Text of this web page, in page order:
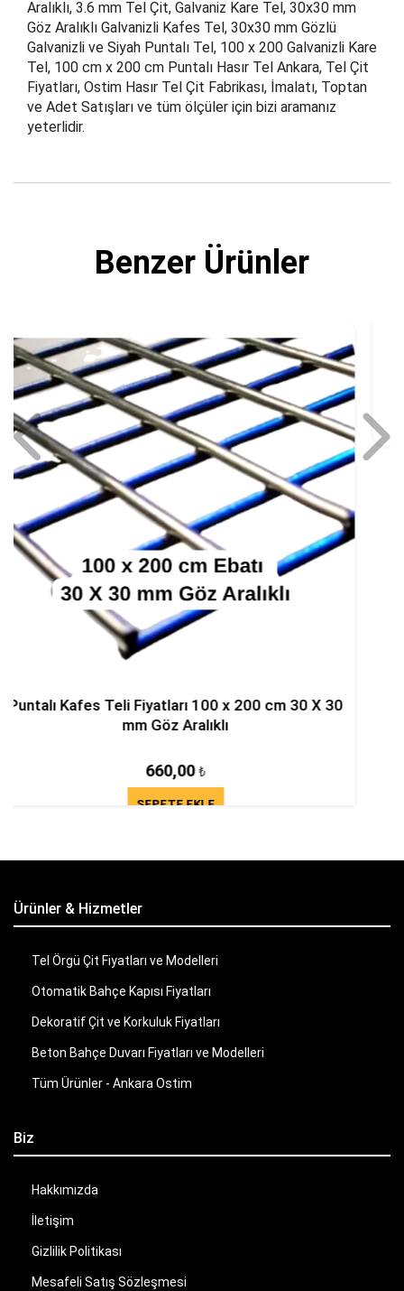
Aralıklı, 3.6 mm Tel Çit, Galvaniz Kare Tel, 30x30 mm
Göz Aralıklı Galvanizli Kafes Tel, 30x30 mm Gözlü
Galvanizli ve Siyah Puntalı Tel, 100 x 200 Galvanizli Kare
Tel, 100 cm x 200 cm Puntalı Hasır Tel Ankara, Tel Çit
Fiyatları, Ostim Hasır Tel Çit Fabrikası, İmalatı, Toptan
ve Adet Satışları ve tüm ölçüler için bizi aramanız
yeterlidir.
Benzer Ürünler
30 X 30
3x3 Göz 120x240 cm Galvanizli Hasır Tel
950,00₺
SEPETE EKLE
Ürünler & Hizmetler
Tel Örgü Çit Fiyatları ve Modelleri
Otomatik Bahçe Kapısı Fiyatları
Dekoratif Çit ve Korkuluk Fiyatları
Beton Bahçe Duvarı Fiyatları ve Modelleri
Tüm Ürünler - Ankara Ostim
Biz
Hakkımızda
İletişim
Gizlilik Politikası
Mesafeli Satış Sözleşmesi